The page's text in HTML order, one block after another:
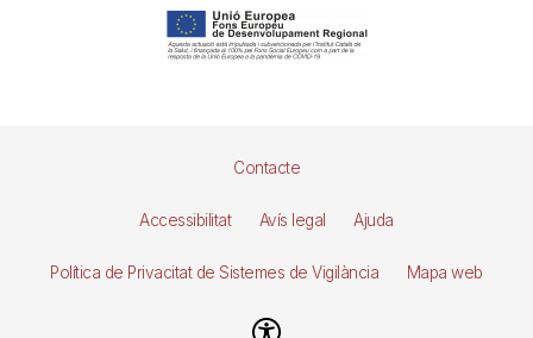
Contacte
Accessibilitat Avís legal Ajuda
Política de Privacitat de Sistemes de Vigilància Mapa web
Imagen